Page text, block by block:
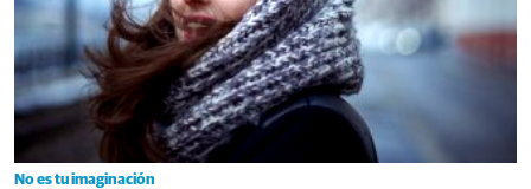
No es tu imaginación